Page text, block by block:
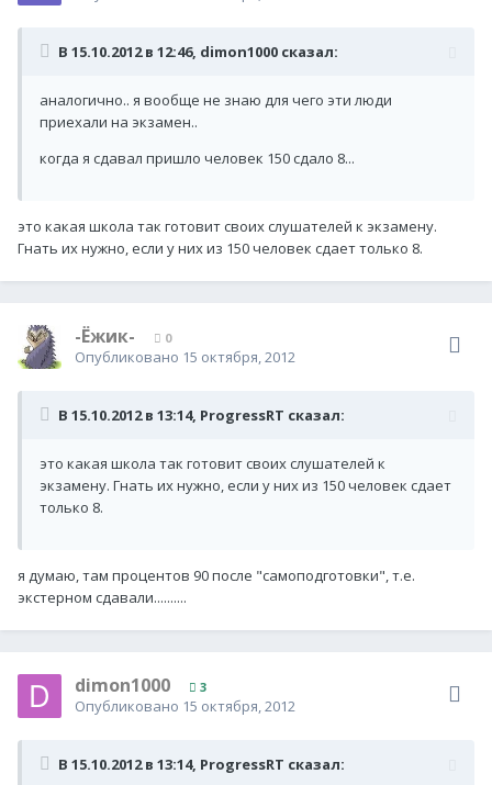
В 15.10.2012 в 12:46, dimon1000 сказал:
аналогично.. я вообще не знаю для чего эти люди
приехали на экзамен..
когда я сдавал пришло человек 150 сдало 8...
это какая школа так готовит своих слушателей к экзамену.
Гнать их нужно, если у них из 150 человек сдает только 8.
-Ёжик- 0
Опубликовано 15 октября, 2012
В 15.10.2012 в 13:14, ProgressRT сказал:
это какая школа так готовит своих слушателей к
экзамену. Гнать их нужно, если у них из 150 человек сдает
только 8.
я думаю, там процентов 90 после "самоподготовки", т.е.
экстерном сдавали..........
dimon1000 3
Опубликовано 15 октября, 2012
В 15.10.2012 в 13:14, ProgressRT сказал: